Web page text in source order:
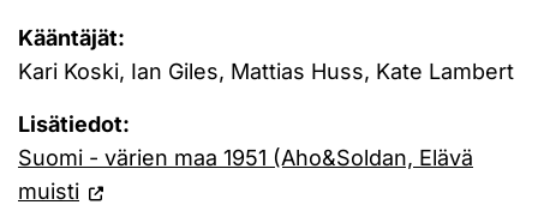
Kääntäjät:
Kari Koski, Ian Giles, Mattias Huss, Kate Lambert
Lisätiedot:
Suomi - värien maa 1951 (Aho&Soldan, Elävä
muisti